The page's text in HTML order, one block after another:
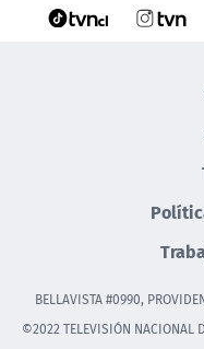
BELLAVISTA #0990,
©2022 TELEVISIÓN NACIONAL